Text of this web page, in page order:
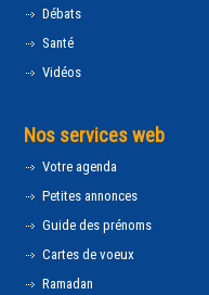
Débats
Santé
Vidéos
Nos services web
Votre agenda
Petites annonces
Guide des prénoms
Cartes de voeux
Ramadan